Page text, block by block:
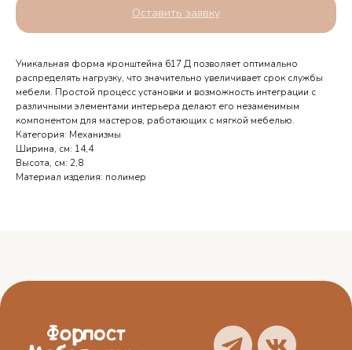
Оставить заявку
Уникальная форма кронштейна 617 Д позволяет оптимально
распределять нагрузку, что значительно увеличивает срок службы
мебели. Простой процесс установки и возможность интеграции с
различными элементами интерьера делают его незаменимым
компонентом для мастеров, работающих с мягкой мебелью.
Категория: Механизмы
Ширина, см: 14,4
Высота, см: 2,8
Материал изделия: полимер
Блог
Телефоны выходного дня